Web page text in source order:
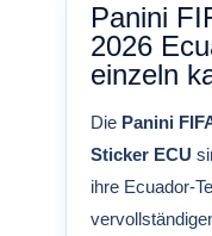
Panini
2026
einzeln
Die Panini
Sticker ECU
ihre Ecuador-